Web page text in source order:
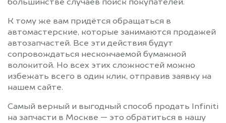
Рублево
Руза
Сергиев Посад
Серебряные Пруды
Серпухов
Солнечногорск
Солнцево
Софрино
Старая Купавна
Старбеево
Ступино
Текстильщик
Темпы
Томилино
большинстве случаев поиск покупателей.
К тому же вам придётся обращаться в
автомастерские, которые занимаются продажей
автозапчастей. Все эти действия будут
сопровождаться нескончаемой бумажной
волокитой. Но всех этих сложностей можно
избежать всего в один клик, отправив заявку на
нашем сайте.
Самый верный и выгодный способ продать Infiniti
на запчасти в Москве — это обратиться в нашу